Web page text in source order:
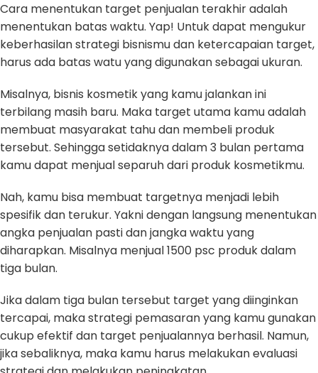
Cara menentukan target penjualan terakhir adalah
menentukan batas waktu. Yap! Untuk dapat mengukur
keberhasilan strategi bisnismu dan ketercapaian target,
harus ada batas watu yang digunakan sebagai ukuran.
Misalnya, bisnis kosmetik yang kamu jalankan ini
terbilang masih baru. Maka target utama kamu adalah
membuat masyarakat tahu dan membeli produk
tersebut. Sehingga setidaknya dalam 3 bulan pertama
kamu dapat menjual separuh dari produk kosmetikmu.
Nah, kamu bisa membuat targetnya menjadi lebih
spesifik dan terukur. Yakni dengan langsung menentukan
angka penjualan pasti dan jangka waktu yang
diharapkan. Misalnya menjual 1500 psc produk dalam
tiga bulan.
Jika dalam tiga bulan tersebut target yang diinginkan
tercapai, maka strategi pemasaran yang kamu gunakan
cukup efektif dan target penjualannya berhasil. Namun,
jika sebaliknya, maka kamu harus melakukan evaluasi